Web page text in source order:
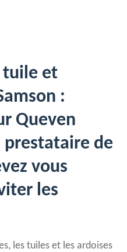
tuile et
:
Queven
de
vous
les
les tuiles et les ardoises